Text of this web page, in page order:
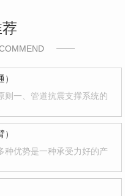
则一、管道抗震支撑系统的
种优势是一种承受力好的产